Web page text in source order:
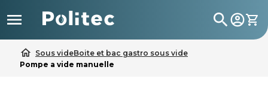
 search
home Sous videBoite et bac gastro sous vide
Pompe a vide manuelle